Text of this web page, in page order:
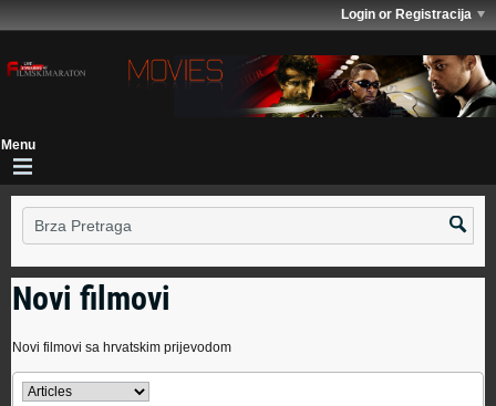
Login or Registracija
Novi filmovi
Novi filmovi sa hrvatskim prijevodom